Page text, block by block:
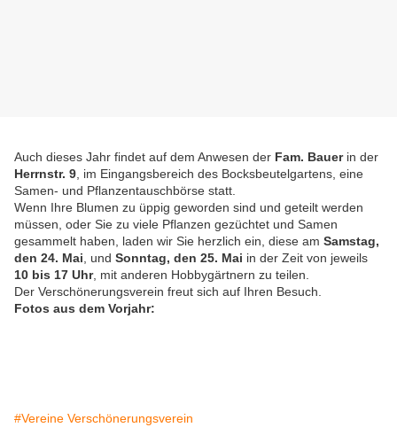
Auch dieses Jahr findet auf dem Anwesen der Fam. Bauerin der
Herrnstr. 9 , im Eingangsbereich des Bocksbeutelgartens, eine
Samen- und Pflanzentauschbörse statt.
Wenn Ihre Blumen zu üppig geworden sind und geteilt werden
müssen, oder Sie zu viele Pflanzen gezüchtet und Samen
gesammelt haben, laden wir Sie herzlich ein, diese am Samstag,
den 24. Mai , und Sonntag, den 25. Mai in der Zeit von jeweils
10 bis 17 Uhr, mit anderen Hobbygärtnern zu teilen.
Der Verschönerungsverein freut sich auf Ihren Besuch.
Fotos aus dem Vorjahr:
#Vereine Verschönerungsverein